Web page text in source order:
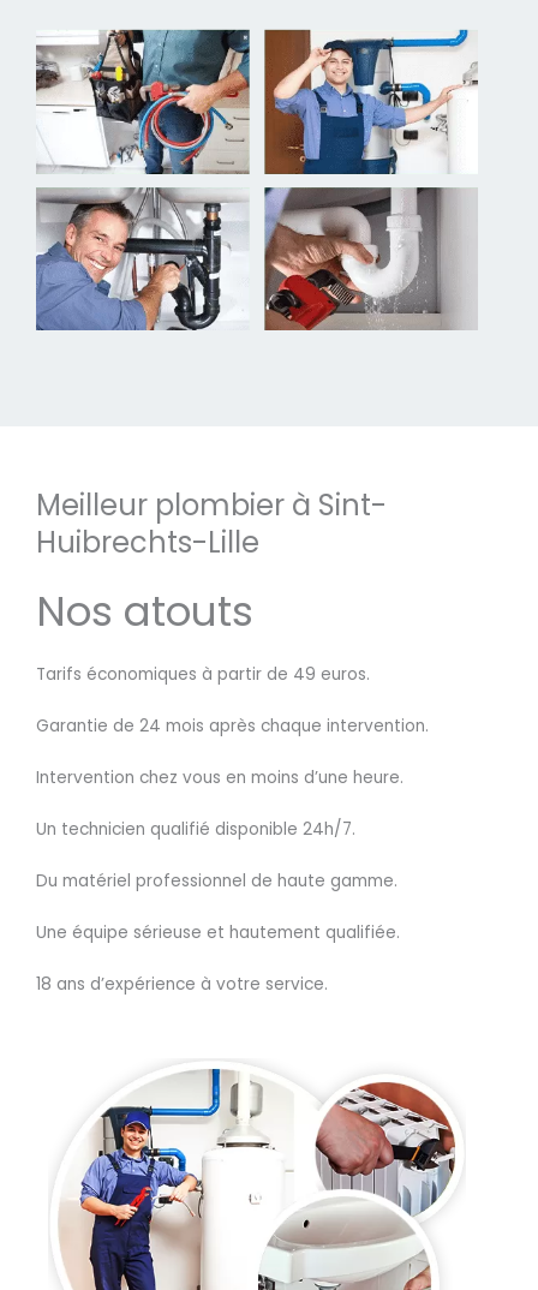
Meilleur plombier à Sint-
Huibrechts-Lille
Nos atouts
Tarifs économiques à partir de 49 euros.
Garantie de 24 mois après chaque intervention.
Intervention chez vous en moins d’une heure.
Un technicien qualifié disponible 24h/7.
Du matériel professionnel de haute gamme.
Une équipe sérieuse et hautement qualifiée.
18 ans d’expérience à votre service.